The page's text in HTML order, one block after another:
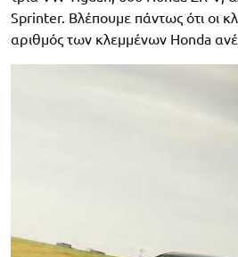
Sprinter. Βλέπουμε πάντως ότι οι
αριθμός των κλεμμένων Honda